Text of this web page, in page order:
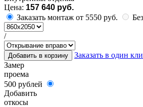
Цена: 157 640 руб.
Заказать монтаж от 5550 руб.
/
Добавить в корзину
Заказать в один
Замер
проема
500 рублей
Добавить
откосы